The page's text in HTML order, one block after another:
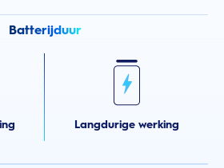
Batterijduur
Langdurige werking